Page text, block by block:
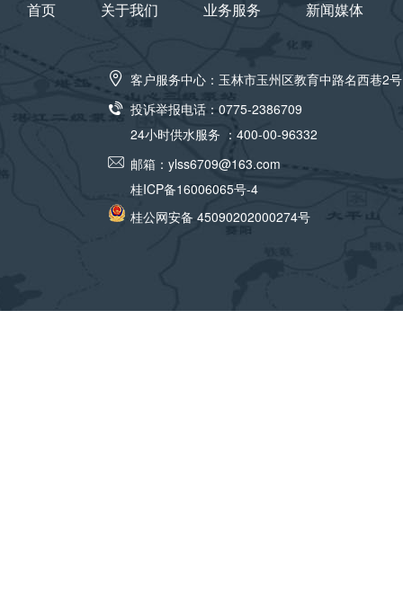
首页 关于我们 业务服务 新闻媒体
客户服务中心：玉林市玉州区教育中路名西巷2号
投诉举报电话：0775-2386709
24小时供水服务 ：400-00-96332
邮箱： ylss6709@163.com
桂ICP备16006065号-4
桂公网安备 45090202000274号